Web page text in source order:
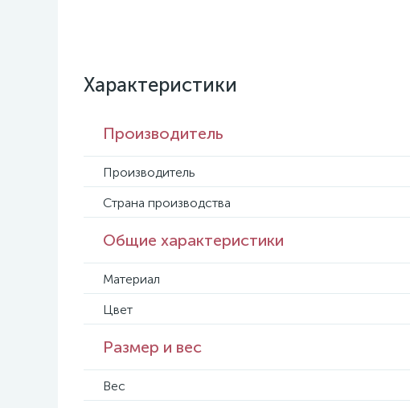
Характеристики
Производитель
Производитель
Страна производства
Общие характеристики
Материал
Цвет
Размер и вес
Вес